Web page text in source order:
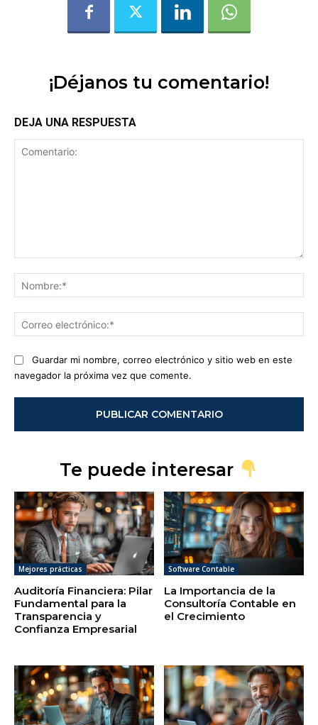
¡Déjanos tu comentario!
DEJA UNA RESPUESTA
Guardar mi nombre, correo electrónico y sitio web en este
navegador la próxima vez que comente.
Te puede interesar
Mejores prácticas
Auditoría Financiera: Pilar
Fundamental para la
Transparencia y
Confianza Empresarial
Software Contable
La Importancia de la
Consultoría Contable en
el Crecimiento